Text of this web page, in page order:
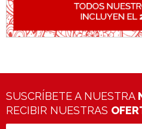
SUSCRÍBETE A NUESTRA
RECIBIR NUESTRAS